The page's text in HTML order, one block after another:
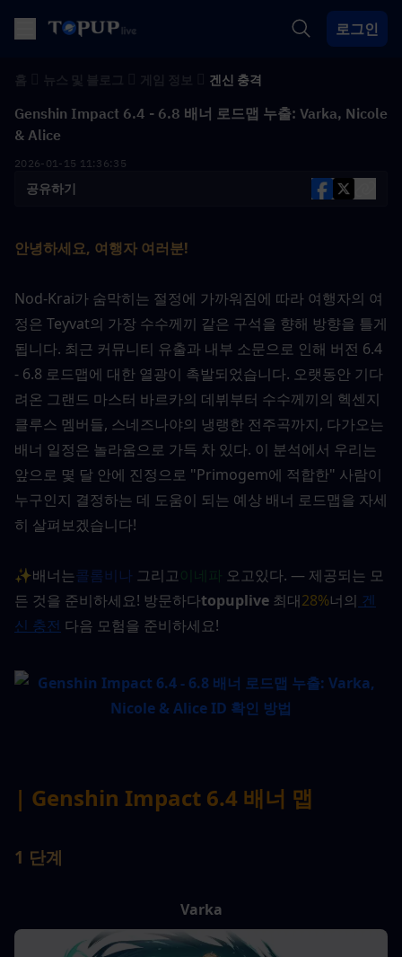
로그인
겐신 충격
Genshin Impact 6.4 - 6.8 배너 로드맵 누출: Varka, Nicole
& Alice
2026-01-15 11:36:35
공유하기
안녕하세요, 여행자 여러분!
Nod-Krai가 숨막히는 절정에 가까워짐에 따라 여행자의 여
정은 Teyvat의 가장 수수께끼 같은 구석을 향해 방향을 틀게
됩니다. 최근 커뮤니티 유출과 내부 소문으로 인해 버전 6.4
- 6.8 로드맵에 대한 열광이 촉발되었습니다. 오랫동안 기다
려온 그랜드 마스터 바르카의 데뷔부터 수수께끼의 헥센지
클루스 멤버들, 스네즈나야의 냉랭한 전주곡까지, 다가오는
배너 일정은 놀라움으로 가득 차 있다. 이 분석에서 우리는
앞으로 몇 달 안에 진정으로 "Primogem에 적합한" 사람이
누구인지 결정하는 데 도움이 되는 예상 배너 로드맵을 자세
히 살펴보겠습니다!
✨배너는콜롬비나 그리고이네파 오고있다. — 제공되는 모
든 것을 준비하세요! 방문하다topuplive 최대28%너의 겐
신 충전 다음 모험을 준비하세요!
| Genshin Impact 6.4 배너 맵
1 단계
Varka